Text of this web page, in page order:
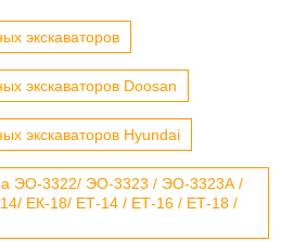
экскаваторов
экскаваторов Doosan
экскаваторов Hyundai
ЭО-3322/ ЭО-3323 / ЭО-3323А /
ЕК-18/ ЕТ-14 / ЕТ-16 / ЕТ-18 /